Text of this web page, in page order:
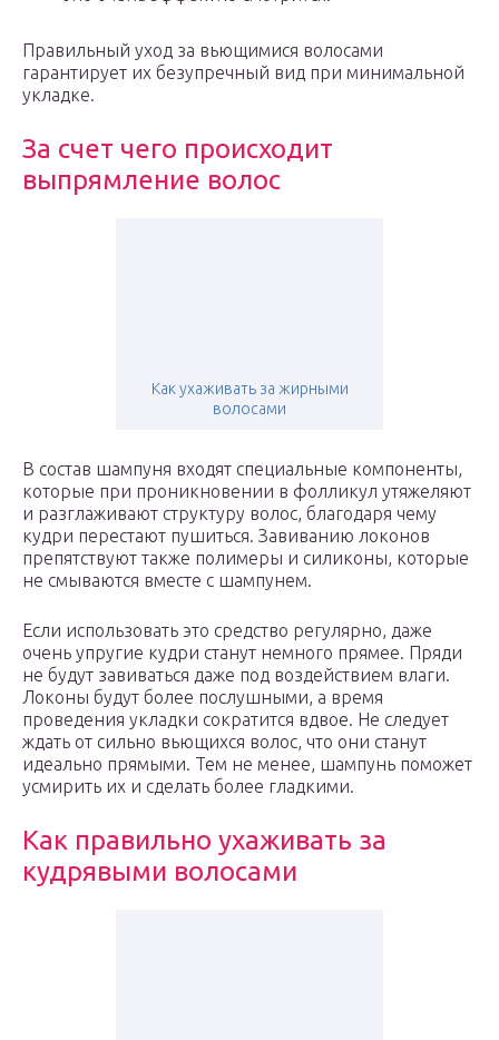
Правильный уход за вьющимися волосами
гарантирует их безупречный вид при минимальной
укладке.
За счет чего происходит
выпрямление волос
Как ухаживать за жирными
волосами
В состав шампуня входят специальные компоненты,
которые при проникновении в фолликул утяжеляют
и разглаживают структуру волос, благодаря чему
кудри перестают пушиться. Завиванию локонов
препятствуют также полимеры и силиконы, которые
не смываются вместе с шампунем.
Если использовать это средство регулярно, даже
очень упругие кудри станут немного прямее. Пряди
не будут завиваться даже под воздействием влаги.
Локоны будут более послушными, а время
проведения укладки сократится вдвое. Не следует
ждать от сильно вьющихся волос, что они станут
идеально прямыми. Тем не менее, шампунь поможет
усмирить их и сделать более гладкими.
Как правильно ухаживать за
кудрявыми волосами